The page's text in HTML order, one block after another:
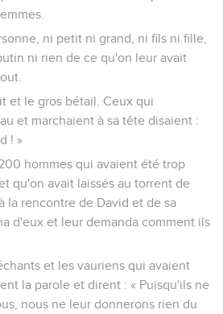
ni petit ni grand, ni fils ni fille,
ni rien de ce qu'on leur avait
et le gros bétail. Ceux qui
et marchaient à sa tête disaient :
! »
hommes qui avaient été trop
qu'on avait laissés au torrent de
la rencontre de David et de sa
d'eux et leur demanda comment ils
et les vauriens qui avaient
la parole et dirent : « Puisqu'ils ne
nous ne leur donnerons rien du